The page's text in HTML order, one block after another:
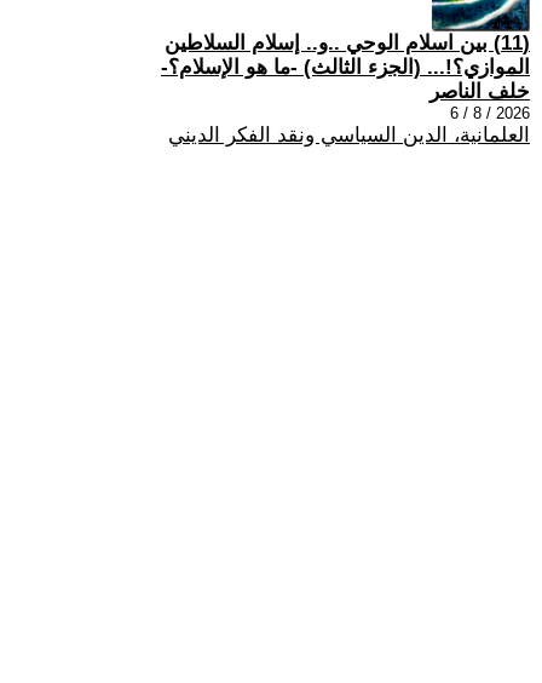
(11) بين اسلام الوحي ..و.. إسلام السلاطين
الموازي؟!... (الجزء الثالث) -ما هو الإسلام؟-
خلف الناصر
2026 / 8 / 6
العلمانية، الدين السياسي ونقد الفكر الديني